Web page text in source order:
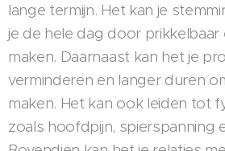
lange termijn. Het kan je
je de hele dag door prikkelbaar
maken. Daarnaast kan het je
verminderen en langer duren
maken. Het kan ook leiden tot
zoals hoofdpijn, spierspanning